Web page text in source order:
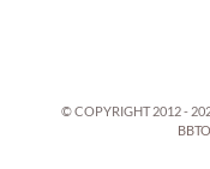
© COPYRIGHT 2012 -